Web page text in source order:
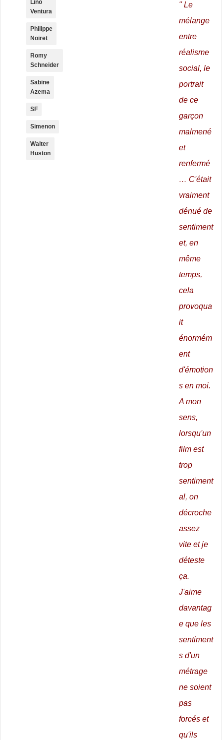
" Le
mélange
entre
réalisme
social, le
portrait
de ce
garçon
malmené
et
renfermé
… C'était
vraiment
dénué de
sentiment
et, en
même
temps,
cela
provoqua
it
énormém
ent
d'émotion
s en moi.
A mon
sens,
lorsqu'un
film est
trop
sentiment
al, on
décroche
assez
vite et je
déteste
ça.
J'aime
davantag
e que les
sentiment
s d'un
métrage
ne soient
pas
forcés et
qu'ils
Lino
Ventura
Philippe
Noiret
Romy
Schneider
Sabine
Azema
SF
Simenon
Walter
Huston